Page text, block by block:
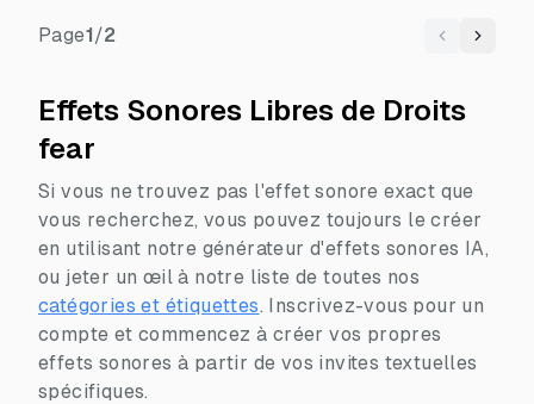
Page1/2 Previous
Next
Effets Sonores Libres de Droits
fear
Si vous ne trouvez pas l'effet sonore exact que
vous recherchez, vous pouvez toujours le créer
en utilisant notre générateur d'effets sonores IA,
ou jeter un œil à notre liste de toutes nos
catégories et étiquettes. Inscrivez-vous pour un
compte et commencez à créer vos propres
effets sonores à partir de vos invites textuelles
spécifiques.